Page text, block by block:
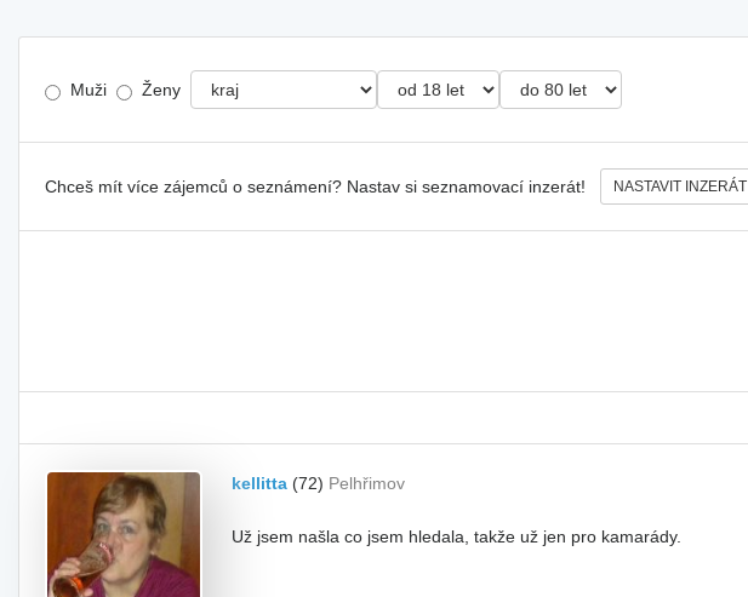
Muži Ženy
Chceš mít více zájemců o seznámení? Nastav si seznamovací inzerát! NASTAVIT INZERÁT
kellitta (72) Pelhřimov
Už jsem našla co jsem hledala, takže už jen pro kamarády.